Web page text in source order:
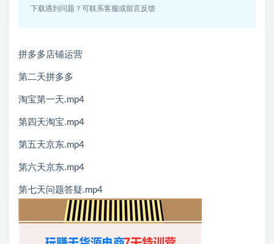
下载遇到问题？可联系客服或留言反馈
拼多多店铺运营
第二天拼多多
淘宝第一天.mp4
第四天淘宝.mp4
第五天京东.mp4
第六天京东.mp4
第七天问题答疑.mp4